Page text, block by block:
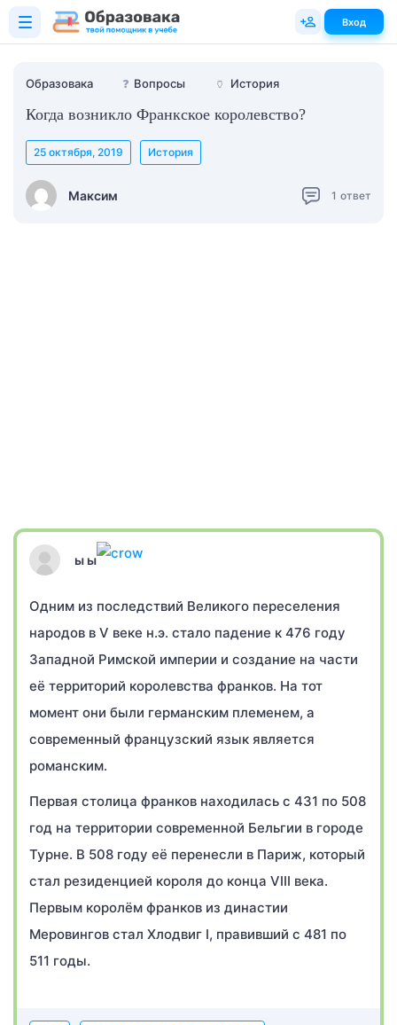
Образовака ❓ Вопросы 🏺 История
Когда возникло Франкское королевство?
Максим
25 октября, 2019 История
1 ответ
ы ы
Одним из последствий Великого переселения
народов в V веке н.э. стало падение к 476 году
Западной Римской империи и создание на части
её территорий королевства франков. На тот
момент они были германским племенем, а
современный французский язык является
романским.
Первая столица франков находилась с 431 по 508
год на территории современной Бельгии в городе
Турне. В 508 году её перенесли в Париж, который
стал резиденцией короля до конца VIII века.
Первым королём франков из династии
Меровингов стал Хлодвиг I, правивший с 481 по
511 годы.
Вход